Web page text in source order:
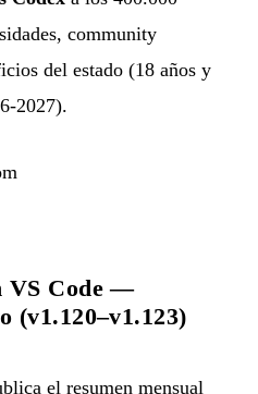
community
del estado (18 años y
2027).
VS Code —
(v1.120–v1.123)
el resumen mensual